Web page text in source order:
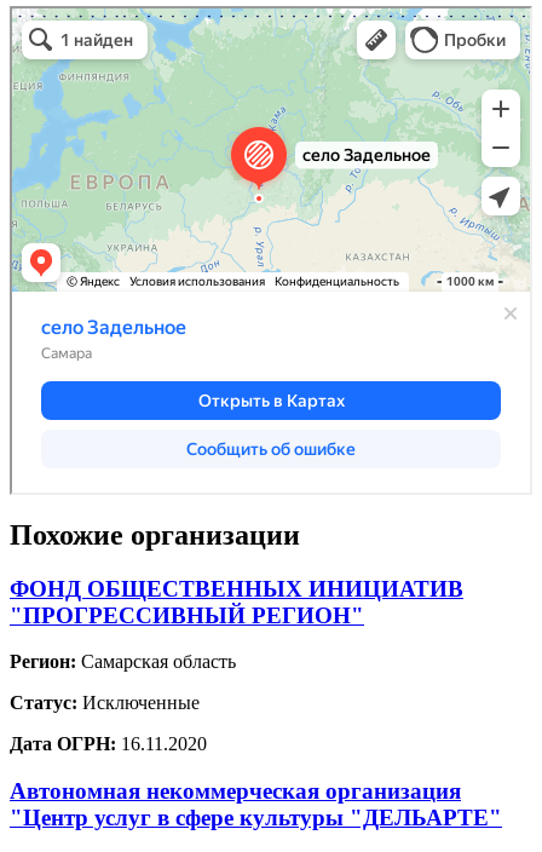
Похожие организации
ФОНД ОБЩЕСТВЕННЫХ ИНИЦИАТИВ
"ПРОГРЕССИВНЫЙ РЕГИОН"
Регион: Самарская область
Статус: Исключенные
Дата ОГРН: 16.11.2020
Автономная некоммерческая организация
"Центр услуг в сфере культуры "ДЕЛЬАРТЕ"